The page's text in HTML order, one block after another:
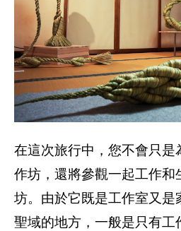
在這次旅行中，您不會只是
作坊，還將參觀一起工作和
坊。由於它既是工作室又是
聖域的地方，一般是只有工